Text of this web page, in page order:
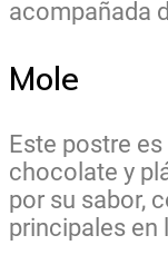
acompañada
Mole
Este postre
chocolate y
por su sabor,
principales en